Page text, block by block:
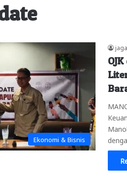
Ekonomi & Bisnis